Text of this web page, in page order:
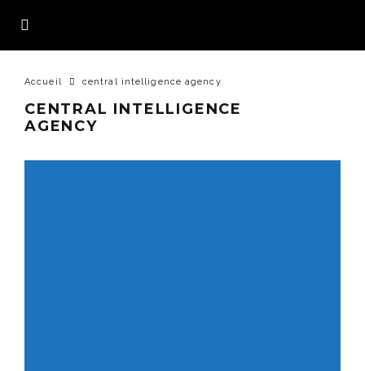
Accueil central intelligence agency
CENTRAL INTELLIGENCE
AGENCY